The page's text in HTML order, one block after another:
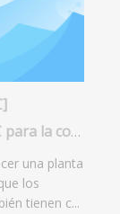
una planta
los
tienen c...